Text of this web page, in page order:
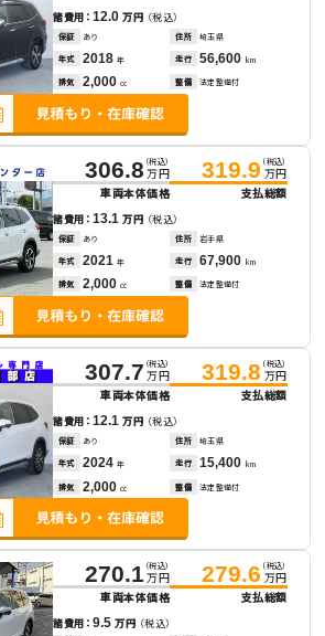
諸費用：12.0万円 （税込）
保証 あり 住所 埼玉県
年式 2018 年 走行 56,600 km
排気 2,000 cc 整備 法定整備付
306.8 （税込）
万円
車両本体価格
319.9 （税込）
万円
支払総額
諸費用：13.1万円 （税込）
保証 あり 住所 岩手県
年式 2021 年 走行 67,900 km
排気 2,000 cc 整備 法定整備付
307.7 （税込）
万円
車両本体価格
319.8 （税込）
万円
支払総額
諸費用：12.1万円 （税込）
保証 あり 住所 埼玉県
年式 2024 年 走行 15,400 km
排気 2,000 cc 整備 法定整備付
270.1 （税込）
万円
車両本体価格
279.6 （税込）
万円
支払総額
諸費用：9.5万円 （税込）